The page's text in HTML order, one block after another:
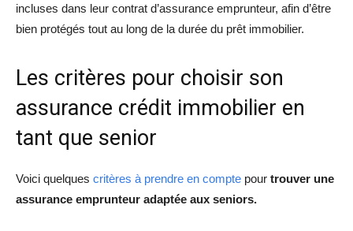
incluses dans leur contrat d’assurance emprunteur, afin d’être
bien protégés tout au long de la durée du prêt immobilier.
Les critères pour choisir son
assurance crédit immobilier en
tant que senior
Voici quelques critères à prendre en compte pour trouver une
assurance emprunteur adaptée aux seniors.